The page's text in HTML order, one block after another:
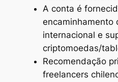
A conta é
encaminhamento
internacional e
criptomoedas/
Recomendação
freelancers